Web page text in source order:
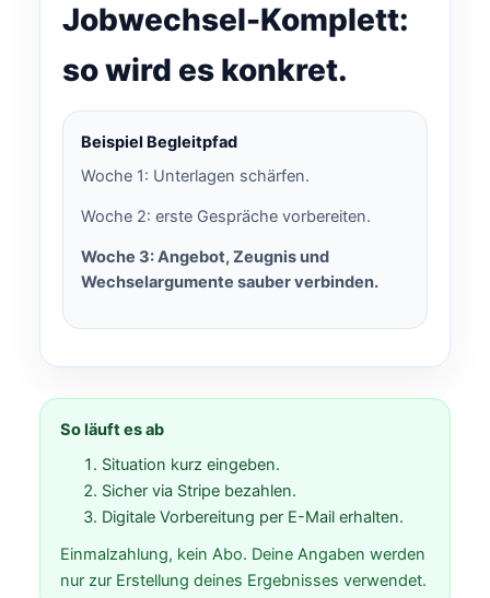
Jobwechsel-Komplett:
so wird es konkret.
Beispiel Begleitpfad
Woche 1: Unterlagen schärfen.
Woche 2: erste Gespräche vorbereiten.
Woche 3: Angebot, Zeugnis und
Wechselargumente sauber verbinden.
So läuft es ab
Situation kurz eingeben.
Sicher via Stripe bezahlen.
Digitale Vorbereitung per E-Mail erhalten.
Einmalzahlung, kein Abo. Deine Angaben werden
nur zur Erstellung deines Ergebnisses verwendet.